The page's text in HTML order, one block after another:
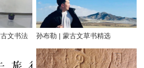
文书法
孙布勒 | 蒙古文草书精选